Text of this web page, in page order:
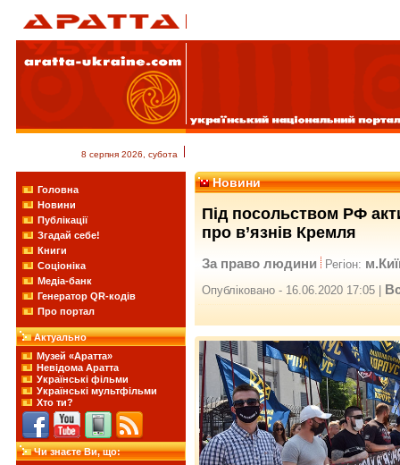
8 серпня 2026, субота
Головна
Новини
Публікації
Згадай себе!
Книги
Соціоніка
Медіа-банк
Генератор QR-кодів
Про портал
Актуально
Музей «Аратта»
Невідома Аратта
Українські фільми
Українські мультфільми
Хто ти?
Чи знаєте Ви, що:
Новини
Під посольством РФ
про в’язнів Кремля
За право людини Регіон:
Опубліковано - 16.06.2020 17:05 |